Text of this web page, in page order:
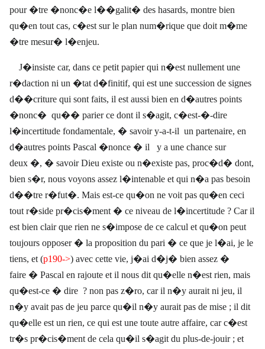
pour �tre �nonc�e l��galit� des hasards, montre bien
qu�en tout cas, c�est sur le plan num�rique que doit m�me
�tre mesur� l�enjeu.
J�insiste car, dans ce petit papier qui n�est nullement une
r�daction ni un �tat d�finitif, qui est une succession de signes
d��criture qui sont faits, il est aussi bien en d�autres points
�nonc� qu�� parier ce dont il s�agit, c�est-�-dire
l�incertitude fondamentale, � savoir y-a-t-il un partenaire, en
d�autres points Pascal �nonce � il
y a une chance sur
deux �, � savoir Dieu existe ou n�existe pas, proc�d� dont,
bien s�r, nous voyons assez l�intenable et qui n�a pas besoin
d��tre r�fut�. Mais est-ce qu�on ne voit pas qu�en ceci
tout r�side pr�cis�ment � ce niveau de l�incertitude ? Car il
est bien clair que rien ne s�impose de ce calcul et qu�on peut
toujours opposer � la proposition du pari � ce que je l�ai, je le
tiens, et (p190->) avec cette vie, j�ai d�j� bien assez �
faire � Pascal en rajoute et il nous dit qu�elle n�est rien, mais
qu�est-ce � dire ? non pas z�ro, car il n�y aurait ni jeu, il
n�y avait pas de jeu parce qu�il n�y aurait pas de mise ; il dit
qu�elle est un rien, ce qui est une toute autre affaire, car c�est
tr�s pr�cis�ment de cela qu�il s�agit du plus-de-jouir ; et